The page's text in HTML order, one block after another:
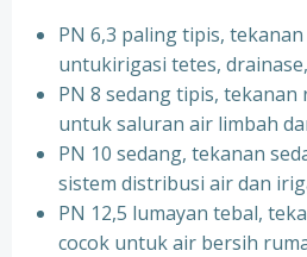
PN 6,3 paling tipis,
untukirigasi tetes,
PN 8 sedang tipis, tekanan
untuk saluran air limbah
PN 10 sedang, tekanan
sistem distribusi air dan
PN 12,5 lumayan tebal,
cocok untuk air bersih